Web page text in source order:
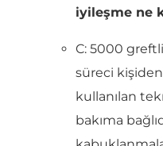
iyileşme ne
C: 5000
süreci
kullanılan
bakıma